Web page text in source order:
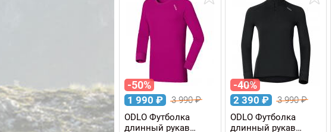
-50%
1 990 ₽ 3 990₽
ODLO Футболка
длинный рукав
-40%
2 390 ₽ 3 990₽
ODLO Футболка
длинный рукав